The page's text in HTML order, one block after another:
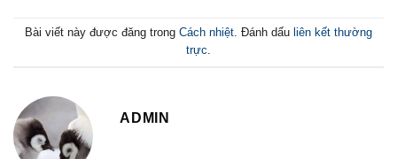
Bài viết này được đăng trong Cách nhiệt. Đánh dấu liên kết thường
trực.
ADMIN